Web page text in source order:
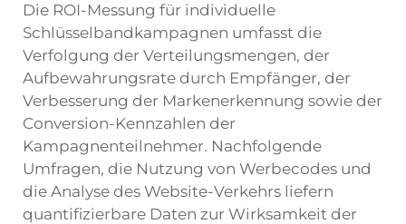
Die ROI-Messung für individuelle
Schlüsselbandkampagnen umfasst die
Verfolgung der Verteilungsmengen, der
Aufbewahrungsrate durch Empfänger, der
Verbesserung der Markenerkennung sowie der
Conversion-Kennzahlen der
Kampagnenteilnehmer. Nachfolgende
Umfragen, die Nutzung von Werbecodes und
die Analyse des Website-Verkehrs liefern
quantifizierbare Daten zur Wirksamkeit der